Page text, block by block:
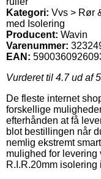
Kategori: Vvs > Rør
med Isolering
Producent: Wavin
Varenummer:
EAN:
Vurderet til 4.7ud af
De fleste internet
forskellige
efterhånden at få
blot bestillingen når
nemlig ekstremt
mulighed for levering
R.I.R.20mm isolering